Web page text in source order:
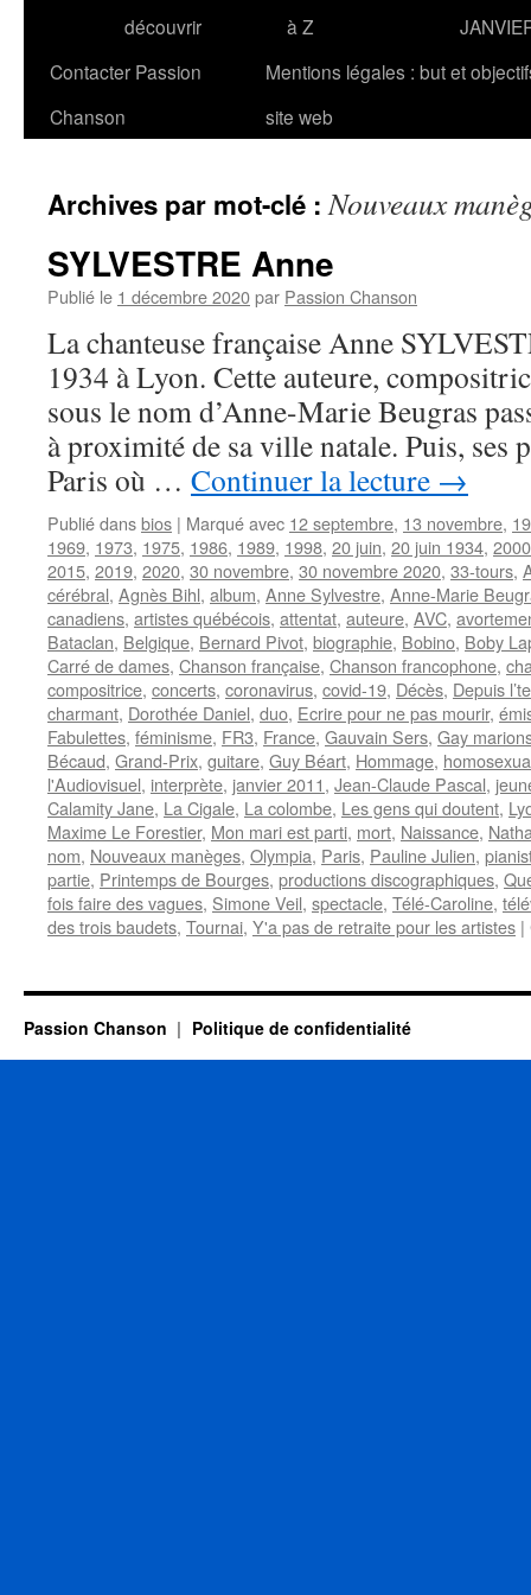
découvrir
à Z
Contacter Passion
Chanson
Mentions légales : but et
site web
Archives par mot-clé :Nouveaux
SYLVESTRE Anne
Publié le 1 décembre 2020par Passion Chanson
La chanteuse française Anne
1934 à Lyon. Cette auteure,
sous le nom d’Anne-Marie Beugras
à proximité de sa ville natale. Puis, ses
Paris où … Continuer la lecture →
Publié dansbios | Marqué avec 12 septembre, 13 novembre,
1969, 1973, 1975, 1986, 1989, 1998, 20 juin, 20 juin 1934, 2000
2015, 2019, 2020, 30 novembre, 30 novembre 2020, 33-tours,
cérébral, Agnès Bihl, album, Anne Sylvestre, Anne-Marie
canadiens, artistes québécois, attentat, auteure, AVC,
Bataclan, Belgique, Bernard Pivot, biographie, Bobino, Boby
Carré de dames, Chanson française, Chanson francophone,
compositrice, concerts, coronavirus, covid-19, Décès, Depuis
charmant, Dorothée Daniel, duo, Ecrire pour ne pas mourir,
Fabulettes, féminisme, FR3, France, Gauvain Sers, Gay
Bécaud, Grand-Prix, guitare, Guy Béart, Hommage,
l'Audiovisuel, interprète, janvier 2011, Jean-Claude Pascal,
Calamity Jane, La Cigale, La colombe, Les gens qui doutent,
Maxime Le Forestier, Mon mari est parti, mort, Naissance,
nom, Nouveaux manèges, Olympia, Paris, Pauline Julien,
partie, Printemps de Bourges, productions discographiques,
fois faire des vagues, Simone Veil, spectacle, Télé-Caroline,
des trois baudets, Tournai, Y'a pas de retraite pour les artistes |
Passion Chanson Politique de confidentialité